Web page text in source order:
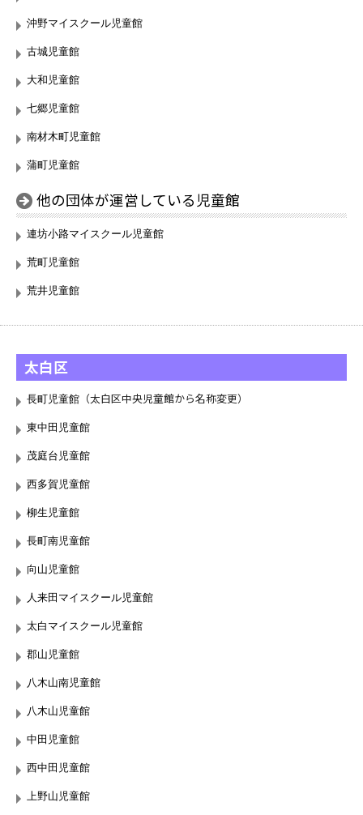
沖野マイスクール児童館
古城児童館
大和児童館
七郷児童館
南材木町児童館
蒲町児童館
他の団体が運営している児童館
連坊小路マイスクール児童館
荒町児童館
荒井児童館
太白区
長町児童館 （太白区中央児童館から名称変更）
東中田児童館
茂庭台児童館
西多賀児童館
柳生児童館
長町南児童館
向山児童館
人来田マイスクール児童館
太白マイスクール児童館
郡山児童館
八木山南児童館
八木山児童館
中田児童館
西中田児童館
上野山児童館